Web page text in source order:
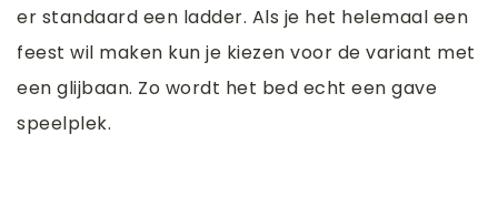
er standaard een ladder. Als je het helemaal een
feest wil maken kun je kiezen voor de variant met
een glijbaan. Zo wordt het bed echt een gave
speelplek.